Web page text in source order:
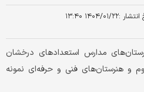
انتشار :۱۴۰۴/۰۱/۲۲ ۱۳:۴۰
مدارس استعدادهای درخشان
و هنرستان‌های فنی و حرفه‌ای نمونه